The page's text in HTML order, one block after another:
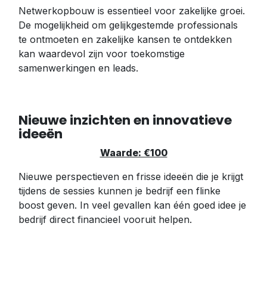
Netwerkopbouw is essentieel voor zakelijke groei.
De mogelijkheid om gelijkgestemde professionals
te ontmoeten en zakelijke kansen te ontdekken
kan waardevol zijn voor toekomstige
samenwerkingen en leads.
Nieuwe inzichten en innovatieve
ideeën
Waarde: €100
Nieuwe perspectieven en frisse ideeën die je krijgt
tijdens de sessies kunnen je bedrijf een flinke
boost geven. In veel gevallen kan één goed idee je
bedrijf direct financieel vooruit helpen.